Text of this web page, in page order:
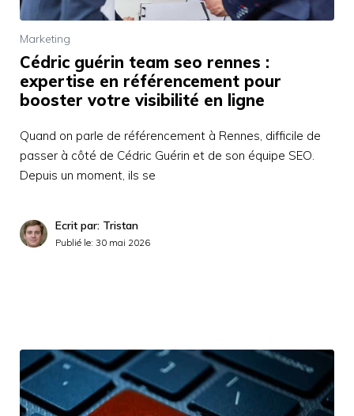
Marketing
Cédric guérin team seo rennes :
expertise en référencement pour
booster votre visibilité en ligne
Quand on parle de référencement à Rennes, difficile de
passer à côté de Cédric Guérin et de son équipe SEO.
Depuis un moment, ils se
Ecrit par: Tristan
Publié le: 30 mai 2026